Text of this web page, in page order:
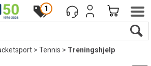
1
>Tennis>Treningshjelp